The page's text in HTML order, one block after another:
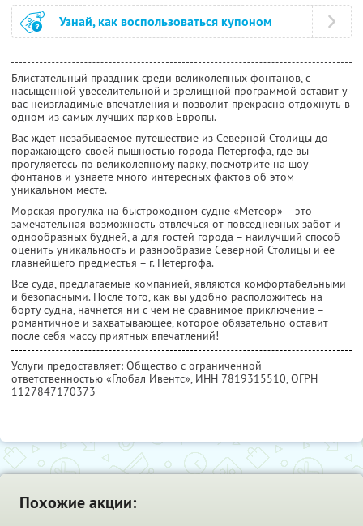
Узнай, как воспользоваться купоном
Блистательный праздник среди великолепных фонтанов, с
насыщенной увеселительной и зрелищной программой оставит у
вас неизгладимые впечатления и позволит прекрасно отдохнуть в
одном из самых лучших парков Европы.
Вас ждет незабываемое путешествие из Северной Столицы до
поражающего своей пышностью города Петергофа, где вы
прогуляетесь по великолепному парку, посмотрите на шоу
фонтанов и узнаете много интересных фактов об этом
уникальном месте.
Морская прогулка на быстроходном судне «Метеор» – это
замечательная возможность отвлечься от повседневных забот и
однообразных будней, а для гостей города – наилучший способ
оценить уникальность и разнообразие Северной Столицы и ее
главнейшего предместья – г. Петергофа.
Все суда, предлагаемые компанией, являются комфортабельными
и безопасными. После того, как вы удобно расположитесь на
борту судна, начнется ни с чем не сравнимое приключение –
романтичное и захватывающее, которое обязательно оставит
после себя массу приятных впечатлений!
Услуги предоставляет: Общество с ограниченной
ответственностью «Глобал Ивентс», ИНН 7819315510, ОГРН
1127847170373
Похожие акции: